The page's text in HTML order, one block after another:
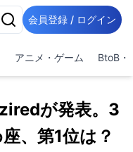
会員登録 / ログイン
アニメ・ゲーム BtoB・
が発表。3
、第1位は？